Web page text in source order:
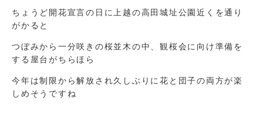
ちょうど開花宣言の日に上越の高田城址公園近くを通り
がかると
つぼみから一分咲きの桜並木の中、観桜会に向け準備を
する屋台がちらほら
今年は制限から解放され久しぶりに花と団子の両方が楽
しめそうですね